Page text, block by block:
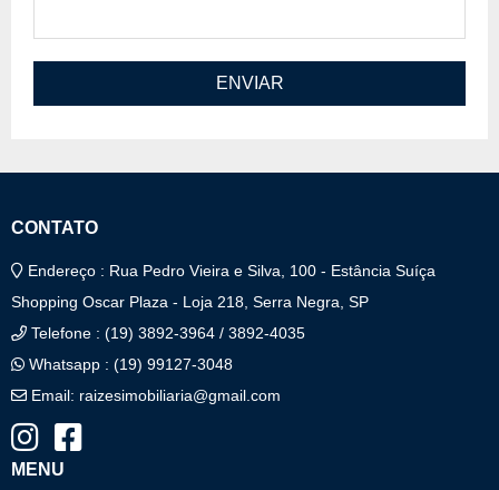
ENVIAR
CONTATO
Endereço : Rua Pedro Vieira e Silva, 100 - Estância Suíça
Shopping Oscar Plaza - Loja 218, Serra Negra, SP
Telefone : (19) 3892-3964 / 3892-4035
Whatsapp : (19) 99127-3048
Email: raizesimobiliaria@gmail.com
MENU